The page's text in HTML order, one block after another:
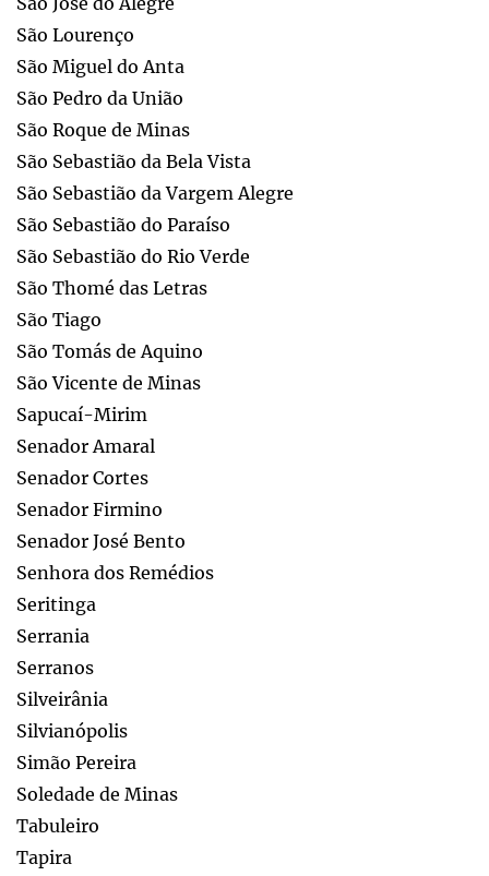
São Lourenço
São Miguel do Anta
São Pedro da União
São Roque de Minas
São Sebastião da Bela Vista
São Sebastião da Vargem Alegre
São Sebastião do Paraíso
São Sebastião do Rio Verde
São Thomé das Letras
São Tiago
São Tomás de Aquino
São Vicente de Minas
Sapucaí-Mirim
Senador Amaral
Senador Cortes
Senador Firmino
Senador José Bento
Senhora dos Remédios
Seritinga
Serrania
Serranos
Silveirânia
Silvianópolis
Simão Pereira
Soledade de Minas
Tabuleiro
Tapira